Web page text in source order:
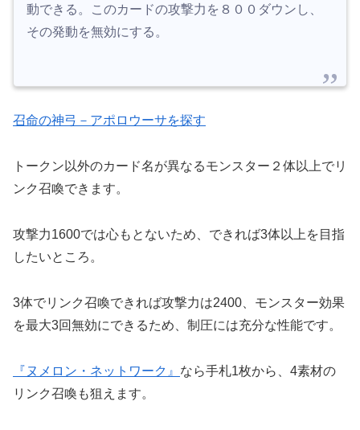
動できる。このカードの攻撃力を８００ダウンし、
その発動を無効にする。
召命の神弓－アポロウーサを探す
トークン以外のカード名が異なるモンスター２体以上でリ
ンク召喚できます。
攻撃力1600では心もとないため、できれば3体以上を目指
したいところ。
3体でリンク召喚できれば攻撃力は2400、モンスター効果
を最大3回無効にできるため、制圧には充分な性能です。
『ヌメロン・ネットワーク』 なら手札1枚から、4素材の
リンク召喚も狙えます。